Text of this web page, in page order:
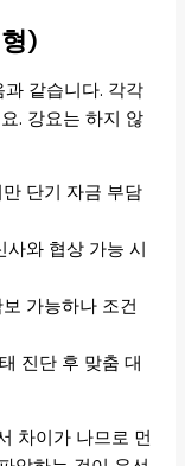
)
같습니다. 각각
. 강요는 하지 않
단기 자금 부담
와 협상 가능 시
가능하나 조건
진단 후 맞춤 대
차이가 나므로 먼